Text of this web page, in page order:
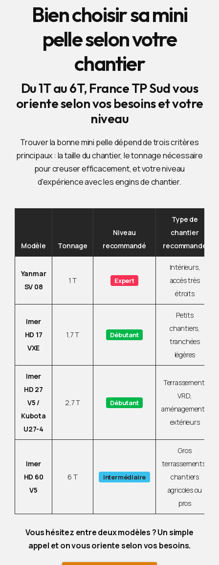
Bien choisir sa mini
pelle selon votre
chantier
Du 1T au 6T, France TP Sud vous
oriente selon vos besoins et votre
niveau
Trouver la bonne mini pelle dépend de trois critères
principaux : la taille du chantier, le tonnage nécessaire
pour creuser efficacement, et votre niveau
d'expérience avec les engins de chantier.
Modèle Tonnage
Niveau
recommandé
Type de
chantier
recommandé
Yanmar
SV 08
1 T Expert
Intérieurs,
accès très
étroits
Imer
HD 17
VXE
1,7 T Débutant
Petits
chantiers,
tranchées
légères
Imer
HD 27
V5 /
Kubota
U27-4
2,7 T Débutant
Terrassement,
VRD,
aménagements
extérieurs
Imer
HD 60
V5
6 T Intermédiaire
Gros
terrassements,
chantiers
agricoles ou
pros
Vous hésitez entre deux modèles ? Un simple
appel et on vous oriente selon vos besoins.